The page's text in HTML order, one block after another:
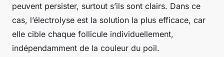
peuvent persister, surtout s’ils sont clairs. Dans ce
cas, l’électrolyse est la solution la plus efficace, car
elle cible chaque follicule individuellement,
indépendamment de la couleur du poil.